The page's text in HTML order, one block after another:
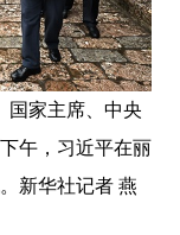
家主席、中央
午，习近平在丽
新华社记者 燕